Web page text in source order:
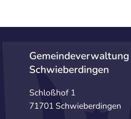
Gemeindeverwaltung
Schwieberdingen
Schloßhof 1
71701 Schwieberdingen